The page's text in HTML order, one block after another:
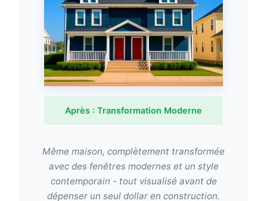
Après : Transformation Moderne
Même maison, complètement transformée
avec des fenêtres modernes et un style
contemporain - tout visualisé avant de
dépenser un seul dollar en construction.